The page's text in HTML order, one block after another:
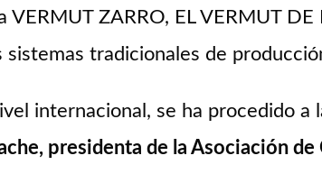
ZARRO, EL VERMUT
tradicionales de
internacional, se ha procedido a
presidenta de la Asociación